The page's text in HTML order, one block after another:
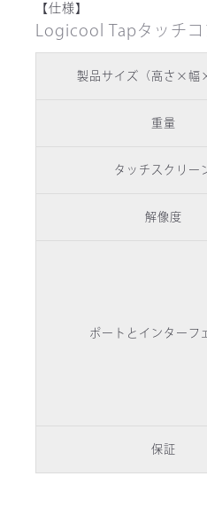
【仕様】
Logicool Tapタッチ
製品サイズ（高さ×幅
重量
タッチスクリー
解像度
ポートとインターフ
保証